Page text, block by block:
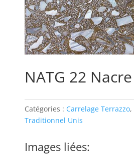
NATG 22 Nacre
Catégories : Carrelage Terrazzo,
Traditionnel Unis
Images liées: